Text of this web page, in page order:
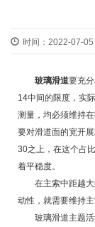
时间：2022-07-05
玻璃滑道要充
14中间的限度，实
测量，均必须维持
要对滑道面的宽开
30之上，在这个占
着平稳度。
在主索中距越大
动性，就需要维持
玻璃滑道主题活